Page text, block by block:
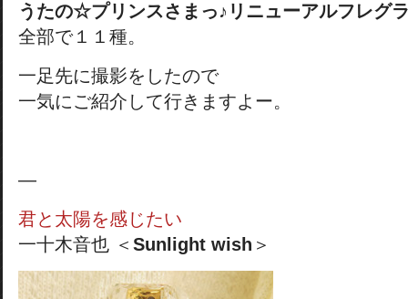
うたの☆プリンスさまっ♪リニューアルフレグ
全部で１１種。
一足先に撮影をしたので
一気にご紹介して行きますよー。
—
君と太陽を感じたい
一十木音也 ＜ Sunlight wish ＞